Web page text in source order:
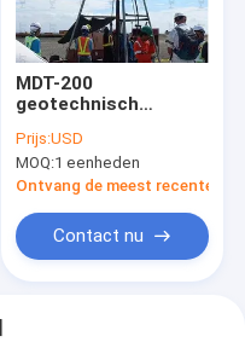
MDT-200
geotechnisch
boorinstallatie voor
bodemonderzoek
Prijs:USD
MOQ:1 eenheden
Ontvang de meest recente
Contact nu